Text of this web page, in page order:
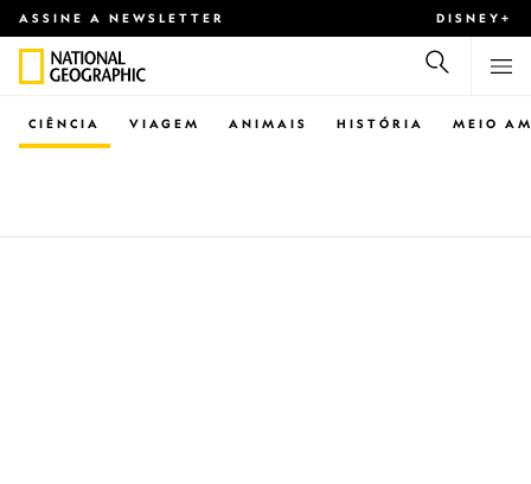
ASSINE A NEWSLETTER DISNEY+
CIÊNCIA VIAGEM ANIMAIS HISTÓRIA MEIO